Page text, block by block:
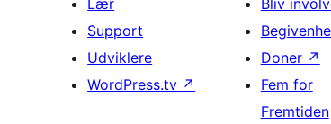
Lær
Support
Udviklere
WordPress.tv ↗
Bliv
Doner ↗
Fem for
Fremtiden